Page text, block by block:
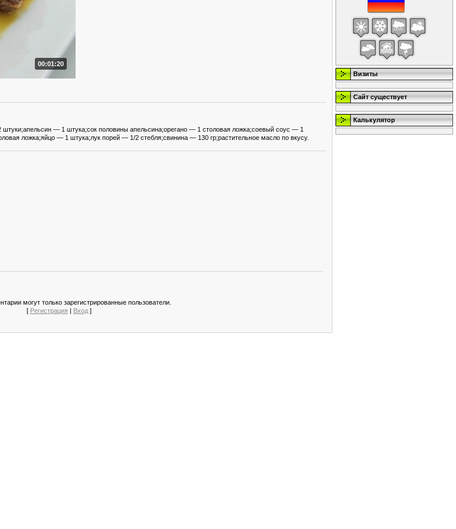
00:01:20
— 1 штука;сок половины апельсина;орегано — 1 столовая ложка;соевый соус — 1
ложка;яйцо — 1 штука;лук порей — 1/2 стебля;свинина — 130 гр;растительное масло по вкусу.
могут только зарегистрированные пользователи.
[ Регистрация | Вход ]
Визиты
Сайт существует
Калькулятор